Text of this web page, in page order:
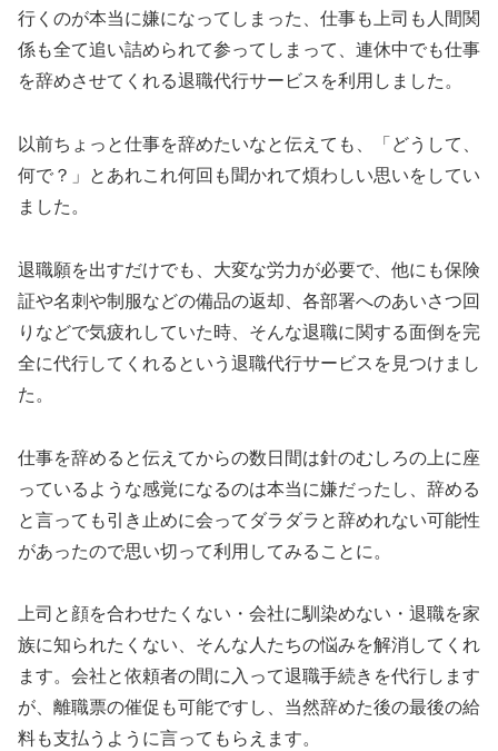
行くのが本当に嫌になってしまった、仕事も上司も人間関
係も全て追い詰められて参ってしまって、連休中でも仕事
を辞めさせてくれる退職代行サービスを利用しました。
以前ちょっと仕事を辞めたいなと伝えても、「どうして、
何で？」とあれこれ何回も聞かれて煩わしい思いをしてい
ました。
退職願を出すだけでも、大変な労力が必要で、他にも保険
証や名刺や制服などの備品の返却、各部署へのあいさつ回
りなどで気疲れしていた時、そんな退職に関する面倒を完
全に代行してくれるという退職代行サービスを見つけまし
た。
仕事を辞めると伝えてからの数日間は針のむしろの上に座
っているような感覚になるのは本当に嫌だったし、辞める
と言っても引き止めに会ってダラダラと辞めれない可能性
があったので思い切って利用してみることに。
上司と顔を合わせたくない・会社に馴染めない・退職を家
族に知られたくない、そんな人たちの悩みを解消してくれ
ます。会社と依頼者の間に入って退職手続きを代行します
が、離職票の催促も可能ですし、当然辞めた後の最後の給
料も支払うように言ってもらえます。